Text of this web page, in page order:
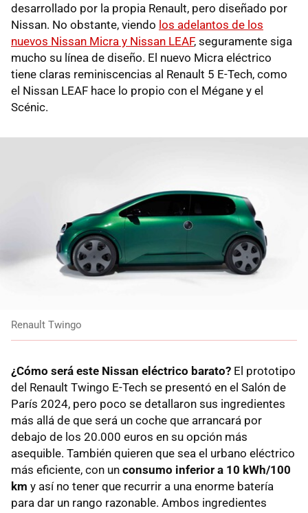
desarrollado por la propia Renault, pero diseñado por
Nissan. No obstante, viendo los adelantos de los
nuevos Nissan Micra y Nissan LEAF, seguramente siga
mucho su línea de diseño. El nuevo Micra eléctrico
tiene claras reminiscencias al Renault 5 E-Tech, como
el Nissan LEAF hace lo propio con el Mégane y el
Scénic.
Renault Twingo
¿Cómo será este Nissan eléctrico barato? El prototipo
del Renault Twingo E-Tech se presentó en el Salón de
París 2024, pero poco se detallaron sus ingredientes
más allá de que será un coche que arrancará por
debajo de los 20.000 euros en su opción más
asequible. También quieren que sea el urbano eléctrico
más eficiente, con un consumo inferior a 10 kWh/100
km y así no tener que recurrir a una enorme batería
para dar un rango razonable. Ambos ingredientes